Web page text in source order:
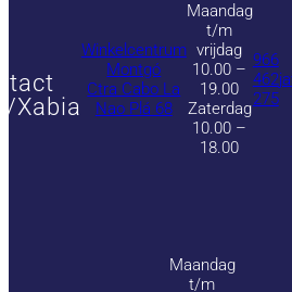
Xabia
Winkelcentrum
Montgó
Ctra Cabo La
Nao Plá 68
Maandag
t/m
vrijdag
10.00 –
19.00
Zaterdag
10.00 –
18.00
966
462
275
Maandag
t/m